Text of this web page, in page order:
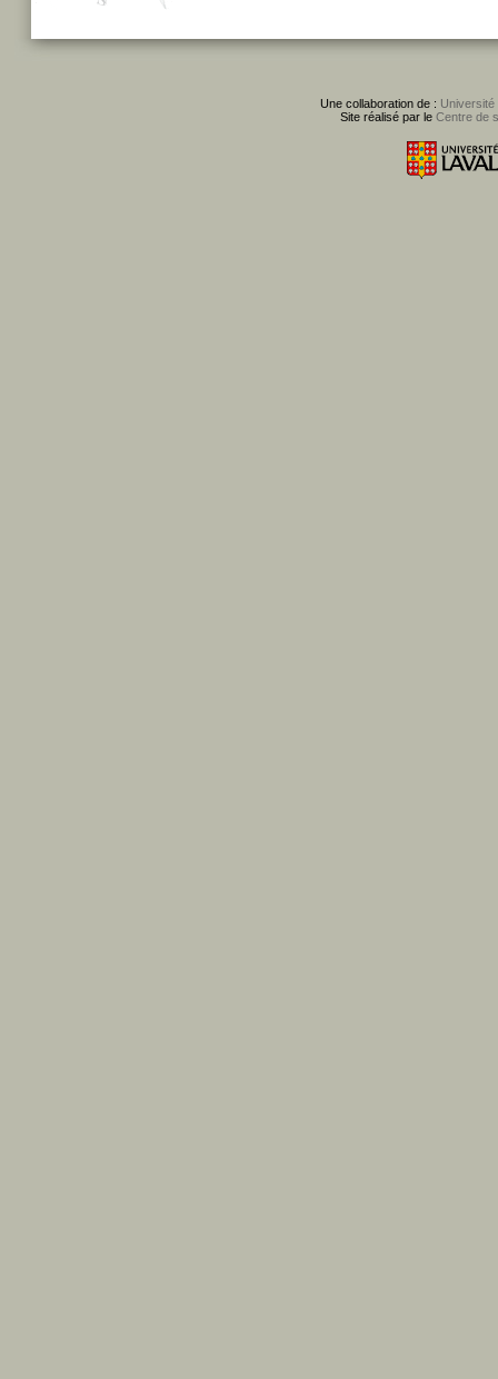
Une collaboration de : Université
Site réalisé par le Centre de